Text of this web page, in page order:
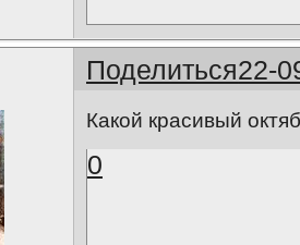
Поделиться22-
Какой красивый
0